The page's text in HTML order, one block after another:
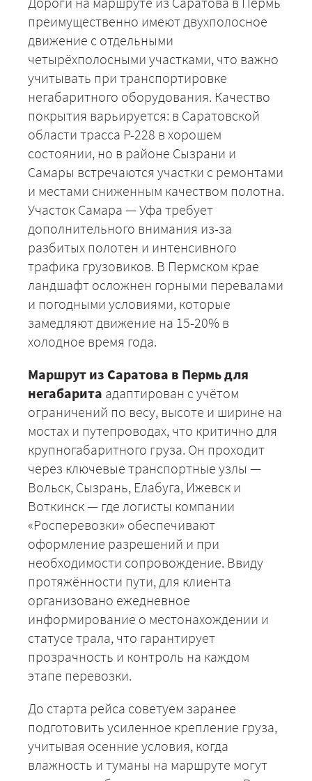
преимущественно имеют двухполосное
движение с отдельными
четырёхполосными участками, что важно
учитывать при транспортировке
негабаритного оборудования. Качество
покрытия варьируется: в Саратовской
области трасса Р-228 в хорошем
состоянии, но в районе Сызрани и
Самары встречаются участки с ремонтами
и местами сниженным качеством полотна.
Участок Самара — Уфа требует
дополнительного внимания из-за
разбитых полотен и интенсивного
трафика грузовиков. В Пермском крае
ландшафт осложнен горными перевалами
и погодными условиями, которые
замедляют движение на 15-20% в
холодное время года.
Маршрут из Саратова в Пермь для
негабарита адаптирован с учётом
ограничений по весу, высоте и ширине на
мостах и путепроводах, что критично для
крупногабаритного груза. Он проходит
через ключевые транспортные узлы —
Вольск, Сызрань, Елабуга, Ижевск и
Воткинск — где логисты компании
«Росперевозки» обеспечивают
оформление разрешений и при
необходимости сопровождение. Ввиду
протяжённости пути, для клиента
организовано ежедневное
информирование о местонахождении и
статусе трала, что гарантирует
прозрачность и контроль на каждом
этапе перевозки.
До старта рейса советуем заранее
подготовить усиленное крепление груза,
учитывая осенние условия, когда
влажность и туманы на маршруте могут
+7 (499) 520-05-23
ЗАКАЗАТЬ